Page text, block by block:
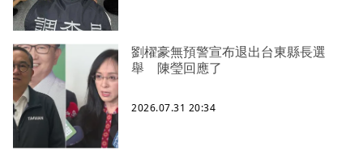
劉櫂豪無預警宣布退出台東縣長選
舉 陳瑩回應了
2026.07.31 20:34